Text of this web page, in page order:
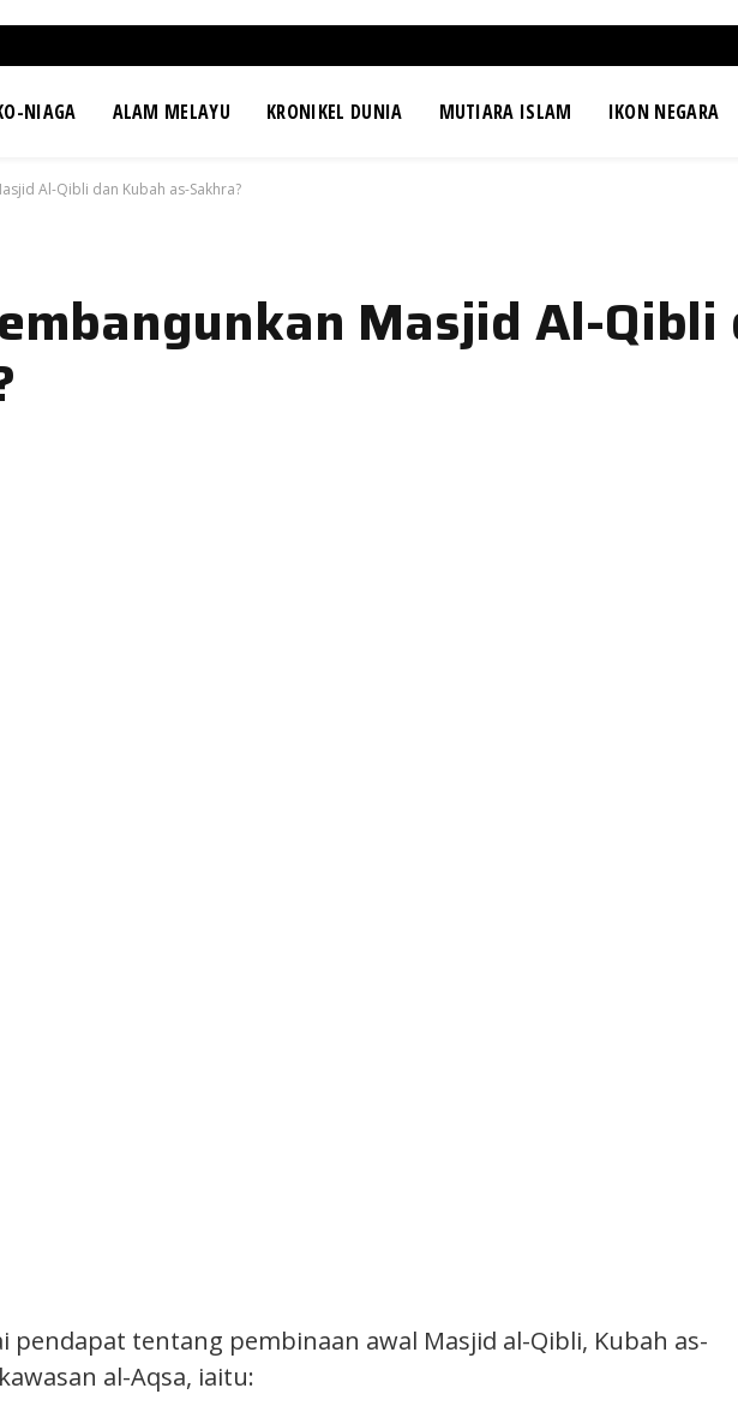
NIAGA ALAM MELAYU KRONIKEL DUNIA MUTIARA ISLAM IKON NEGARA
Al-Qibli dan Kubah as-Sakhra?
Masjid Al-Qibli
pendapat tentang pembinaan awal Masjid al-Qibli, Kubah as-
al-Aqsa, iaitu: